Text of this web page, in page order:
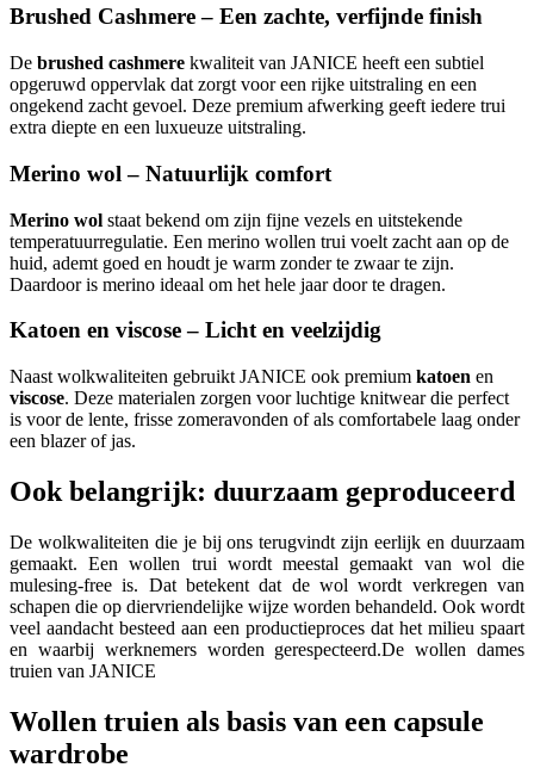
Brushed Cashmere – Een zachte, verfijnde finish
De brushed cashmere kwaliteit van JANICE heeft een subtiel
opgeruwd oppervlak dat zorgt voor een rijke uitstraling en een
ongekend zacht gevoel. Deze premium afwerking geeft iedere trui
extra diepte en een luxueuze uitstraling.
Merino wol – Natuurlijk comfort
Merino wol staat bekend om zijn fijne vezels en uitstekende
temperatuurregulatie. Een merino wollen trui voelt zacht aan op de
huid, ademt goed en houdt je warm zonder te zwaar te zijn.
Daardoor is merino ideaal om het hele jaar door te dragen.
Katoen en viscose – Licht en veelzijdig
Naast wolkwaliteiten gebruikt JANICE ook premium katoen en
viscose. Deze materialen zorgen voor luchtige knitwear die perfect
is voor de lente, frisse zomeravonden of als comfortabele laag onder
een blazer of jas.
Ook belangrijk: duurzaam geproduceerd
De wolkwaliteiten die je bij ons terugvindt zijn eerlijk en duurzaam
gemaakt. Een wollen trui wordt meestal gemaakt van wol die
mulesing-free is. Dat betekent dat de wol wordt verkregen van
schapen die op diervriendelijke wijze worden behandeld. Ook wordt
veel aandacht besteed aan een productieproces dat het milieu spaart
en waarbij werknemers worden gerespecteerd.De wollen dames
truien van JANICE
Wollen truien als basis van een capsule
wardrobe